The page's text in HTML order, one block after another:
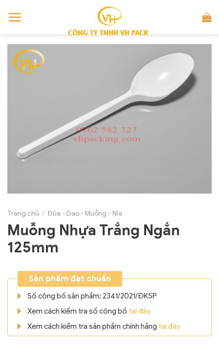
Trang chủ / Đũa - Dao - Muỗng - Nĩa
Muỗng Nhựa Trắng Ngắn
125mm
Sản phẩm đạt chuẩn
Số công bố sản phẩm: 2341/2021/ĐKSP
Xem cách kiểm tra số công bố tại đây
Xem cách kiểm tra sản phẩm chính hãng tại đây